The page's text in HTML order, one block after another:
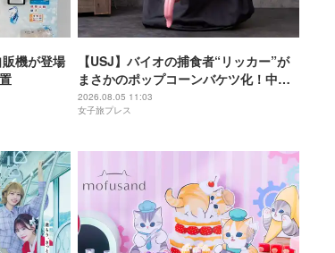
機が登場
【USJ】バイオの捕食者“リッカー”が
まさかのポップコーンバケツ化！中身
は味噌フレーバー
2026.08.05 11:03
女子旅プレス